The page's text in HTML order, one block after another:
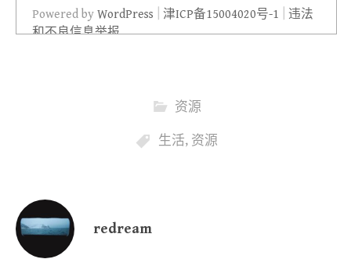
资源
生活, 资源
redream